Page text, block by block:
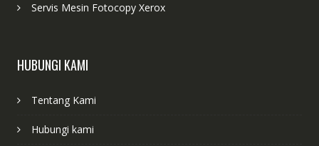
Servis Mesin Fotocopy Xerox
HUBUNGI KAMI
Tentang Kami
Hubungi kami